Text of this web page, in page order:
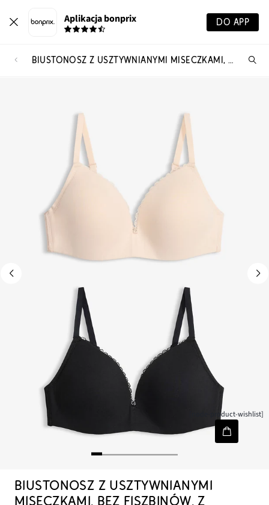
Aplikacja bonprix DO APP
BIUSTONOSZ Z USZTYWNIANYMI MISECZKAMI, BEZ FISZBINÓW, Z BAWEŁNĄ (2 SZT.)
[node-product-wishlist]
BIUSTONOSZ Z USZTYWNIANYMI
MISECZKAMI, BEZ FISZBINÓW, Z